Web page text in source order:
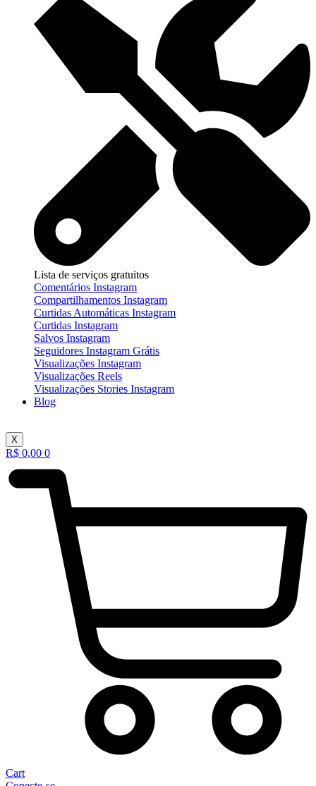
Lista de serviços gratuitos
Comentários Instagram
Compartilhamentos Instagram
Curtidas Automáticas Instagram
Curtidas Instagram
Salvos Instagram
Seguidores Instagram Grátis
Visualizações Instagram
Visualizações Reels
Visualizações Stories Instagram
Blog
X
R$ 0,00 0
Cart